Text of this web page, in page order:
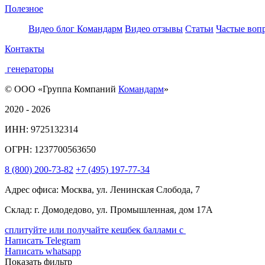
Полезное
Видео блог Командарм Видео отзывы Статьи Частые
Контакты
генераторы
© ООО «Группа Компаний Командарм»
2020 - 2026
ИНН: 9725132314
ОГРН: 1237700563650
8 (800) 200-73-82 +7 (495) 197-77-34
Адрес офиса: Москва, ул. Ленинская Слобода, 7
Склад: г. Домодедово, ул. Промышленная, дом 17А
сплитуйте или получайте кешбек баллами с
Написать Telegram
Написать whatsapp
Показать фильтр